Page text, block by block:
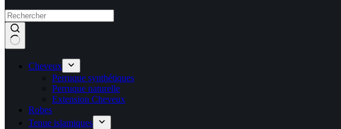
Cheveux
Perruque synthétiques
Perruque naturelle
Extension Cheveux
Robes
Tenue islamiques